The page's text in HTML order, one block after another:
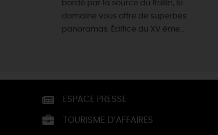
bordé par la source du Rollin, le
domaine vous offre de superbes
panoramas. Édifice du XV ème...
ESPACE PRESSE
TOURISME D’AFFAIRES